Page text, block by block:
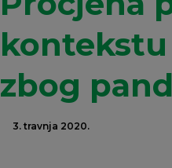
zbog
3. travnja 2020.